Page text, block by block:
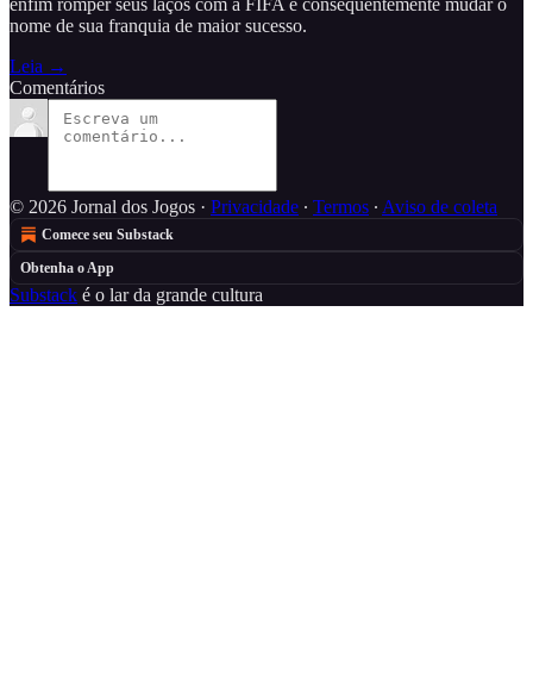
enfim romper seus laços com a FIFA e consequentemente mudar o
nome de sua franquia de maior sucesso.
Leia →
Comentários
© 2026 Jornal dos Jogos · Privacidade ∙ Termos ∙ Aviso de coleta
Comece seu Substack
Obtenha o App
Substack é o lar da grande cultura